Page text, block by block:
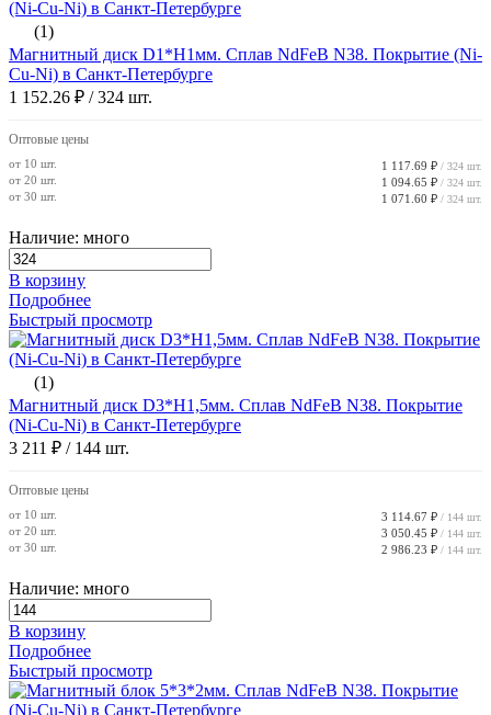
(1)
Магнитный диск D1*H1мм. Сплав NdFeB N38. Покрытие (Ni-
Cu-Ni) в Санкт-Петербурге
1 152.26 ₽ / 324 шт.
Оптовые цены
от 10 шт. 1 117.69 ₽ / 324 шт.
от 20 шт. 1 094.65 ₽ / 324 шт.
от 30 шт. 1 071.60 ₽ / 324 шт.
Наличие: много
В корзину
Подробнее
Быстрый просмотр
(1)
Магнитный диск D3*H1,5мм. Сплав NdFeB N38. Покрытие
(Ni-Cu-Ni) в Санкт-Петербурге
3 211 ₽ / 144 шт.
Оптовые цены
от 10 шт. 3 114.67 ₽ / 144 шт.
от 20 шт. 3 050.45 ₽ / 144 шт.
от 30 шт. 2 986.23 ₽ / 144 шт.
Наличие: много
В корзину
Подробнее
Быстрый просмотр